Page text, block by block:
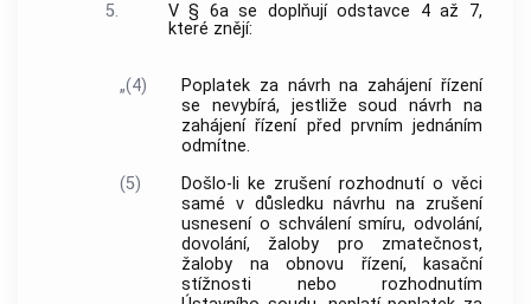
5.
V § 6a se doplňují odstavce 4 až 7,
které znějí:
„(4)
Poplatek za návrh na zahájení řízení
se nevybírá, jestliže soud návrh na
zahájení řízení před prvním jednáním
odmítne.
(5)
Došlo-li ke zrušení rozhodnutí o věci
samé v důsledku návrhu na zrušení
usnesení o schválení smíru, odvolání,
dovolání, žaloby pro zmatečnost,
žaloby na obnovu řízení, kasační
stížnosti nebo rozhodnutím